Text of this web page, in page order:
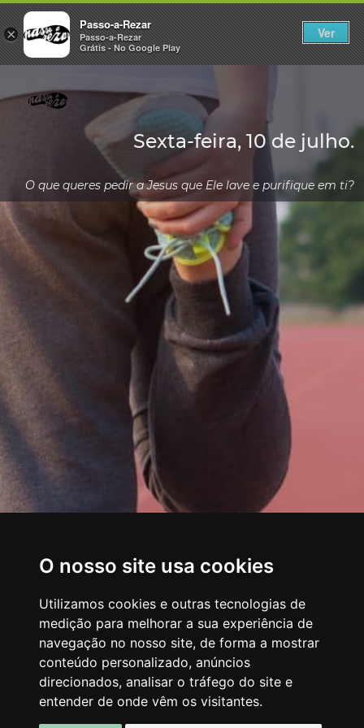
O nosso site usa cookies
Utilizamos cookies e outras tecnologias de
medição para melhorar a sua experiência de
navegação no nosso site, de forma a mostrar
conteúdo personalizado, anúncios
direcionados, analisar o tráfego do site e
entender de onde vêm os visitantes.
×
Passo-a-Rezar
Passo-a-Rezar
Grátis - No Google Play
Ver
Sexta-feira, 10 de julho.
O que queres pedir a Jesus que Ele lave e purifique em ti?